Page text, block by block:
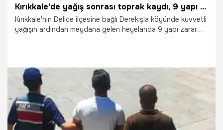
Kırıkkale'de yağış sonrası toprak kaydı, 9 yapı zarar gördü
Kırıkkale'nin Delice ilçesine bağlı Derekışla köyünde kuvvetli
yağışın ardından meydana gelen heyelanda 9 yapı zarar
2.05.2026 Gündem